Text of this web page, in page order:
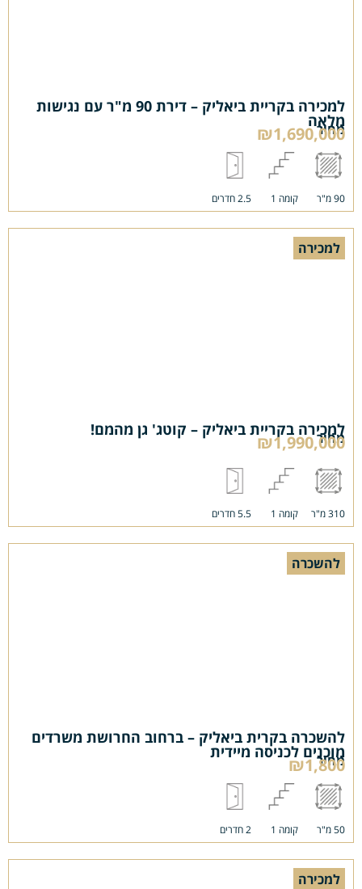
למכירה בקריית ביאליק – דירת 90 מ"ר עם נגישות
מלאה
מחיר
₪1,690,000
90 מ"ר קומה 1 2.5 חדרים
למכירה
למכירה בקריית ביאליק – קוטג' גן מהמם!
מחיר
₪1,990,000
310 מ"ר קומה 1 5.5 חדרים
להשכרה
להשכרה בקרית ביאליק – ברחוב החרושת משרדים
מוכנים לכניסה מיידית
מחיר
₪1,800
50 מ"ר קומה 1 2 חדרים
למכירה